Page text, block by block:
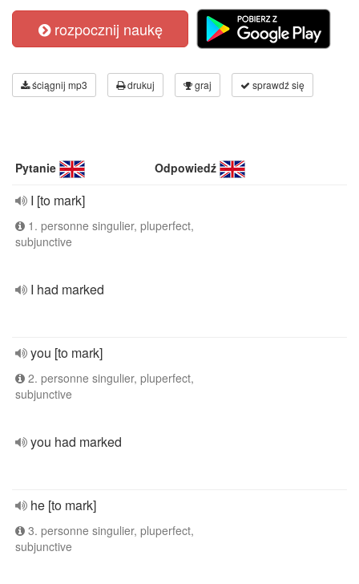
rozpocznij naukę
ściągnij mp3 drukuj graj sprawdź się
Pytanie Odpowiedź
I [to mark]
1. personne singulier, pluperfect,
subjunctive
I had marked
you [to mark]
2. personne singulier, pluperfect,
subjunctive
you had marked
he [to mark]
3. personne singulier, pluperfect,
subjunctive